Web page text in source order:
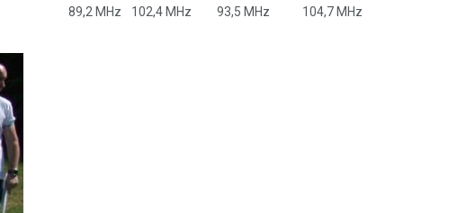
89,2 MHz
102,4 MHz 93,5 MHz 104,7 MHz